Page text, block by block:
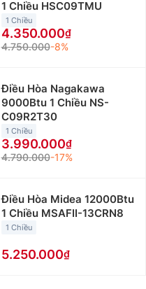
1 Chiều HSC09TMU
1 Chiều
4.350.000
4.750.000-8%
Điều Hòa Nagakawa
9000Btu 1 Chiều NS-
C09R2T30
1 Chiều
3.990.000
4.790.000-17%
Điều Hòa Midea 12000Btu
1 Chiều MSAFII-13CRN8
1 Chiều
5.250.000